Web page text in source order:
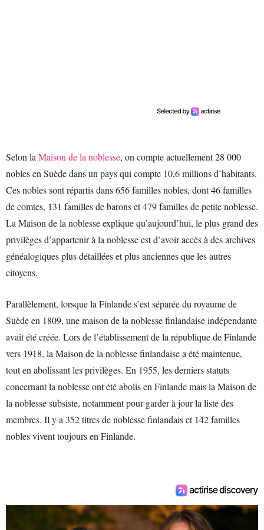
Selon la Maison de la noblesse, on compte actuellement 28 000
nobles en Suède dans un pays qui compte 10,6 millions d’habitants.
Ces nobles sont répartis dans 656 familles nobles, dont 46 familles
de comtes, 131 familles de barons et 479 familles de petite noblesse.
La Maison de la noblesse explique qu’aujourd’hui, le plus grand des
privilèges d’appartenir à la noblesse est d’avoir accès à des archives
généalogiques plus détaillées et plus anciennes que les autres
citoyens.
Parallèlement, lorsque la Finlande s’est séparée du royaume de
Suède en 1809, une maison de la noblesse finlandaise indépendante
avait été créée. Lors de l’établissement de la république de Finlande
vers 1918, la Maison de la noblesse finlandaise a été maintenue,
tout en abolissant les privilèges. En 1955, les derniers statuts
concernant la noblesse ont été abolis en Finlande mais la Maison de
la noblesse subsiste, notamment pour garder à jour la liste des
membres. Il y a 352 titres de noblesse finlandais et 142 familles
nobles vivent toujours en Finlande.